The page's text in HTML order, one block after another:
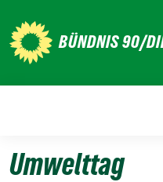
zum
Inhalt
BÜNDNIS 90/
Umwelttag